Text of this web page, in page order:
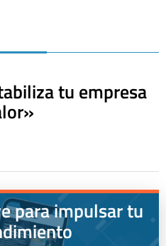
tu empresa
para impulsar tu